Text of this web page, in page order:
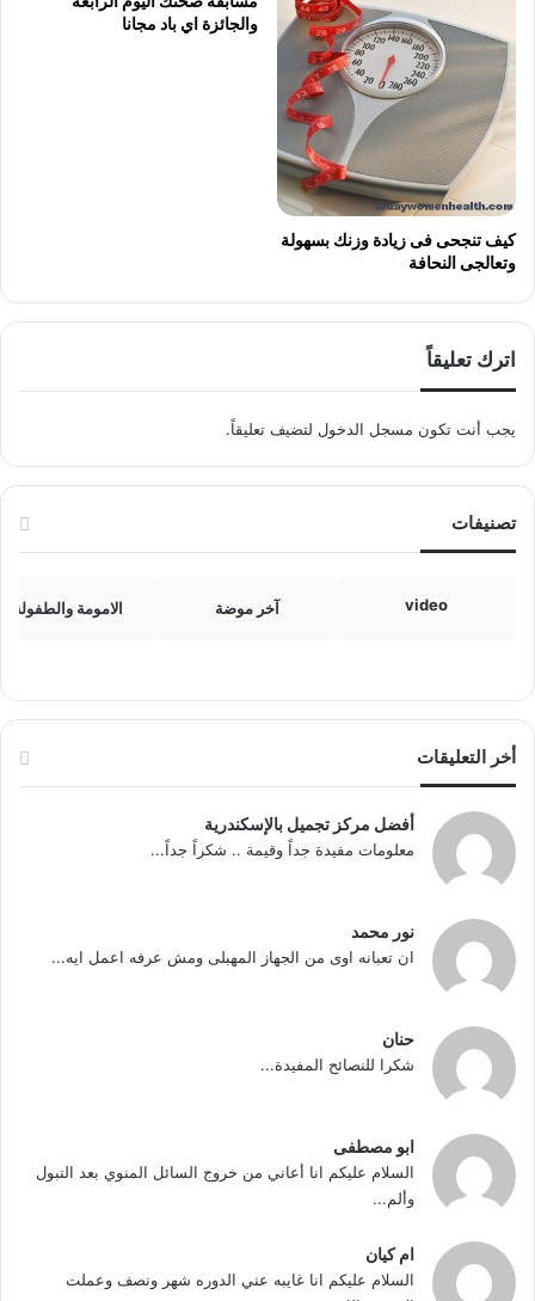
كيف تنجحى فى زيادة وزنك بسهولة
وتعالجى النحافة
والجائزة اي باد مجانا
اترك تعليقاً
يجب أنت تكون مسجل الدخول لتضيف تعليقاً.
تصنيفات
video آخر موضة الامومة والطفولة
أخر التعليقات
أفضل مركز تجميل بالإسكندرية
معلومات مفيدة جداً وقيمة .. شكراً جداً...
نور محمد
ان تعبانه اوى من الجهاز المهبلى ومش عرفه اعمل ايه...
حنان
شكرا للنصائح المفيدة...
ابو مصطفى
السلام عليكم انا أعاني من خروج السائل المنوي بعد التبول
وألم...
ام كيان
السلام عليكم انا غايبه عني الدوره شهر ونصف وعملت